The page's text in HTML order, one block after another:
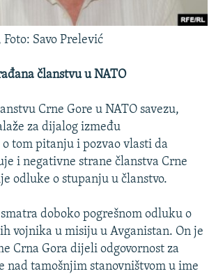
Savo Prelević
članstvu u NATO
Crne Gore u NATO savezu,
za dijalog između
tom pitanju i pozvao vlasti da
i negativne strane članstva Crne
odluke o stupanju u članstvo.
doboko pogrešnom odluku o
vojnika u misiju u Avganistan. On je
Crna Gora dijeli odgovornost za
nad tamošnjim stanovništvom u ime